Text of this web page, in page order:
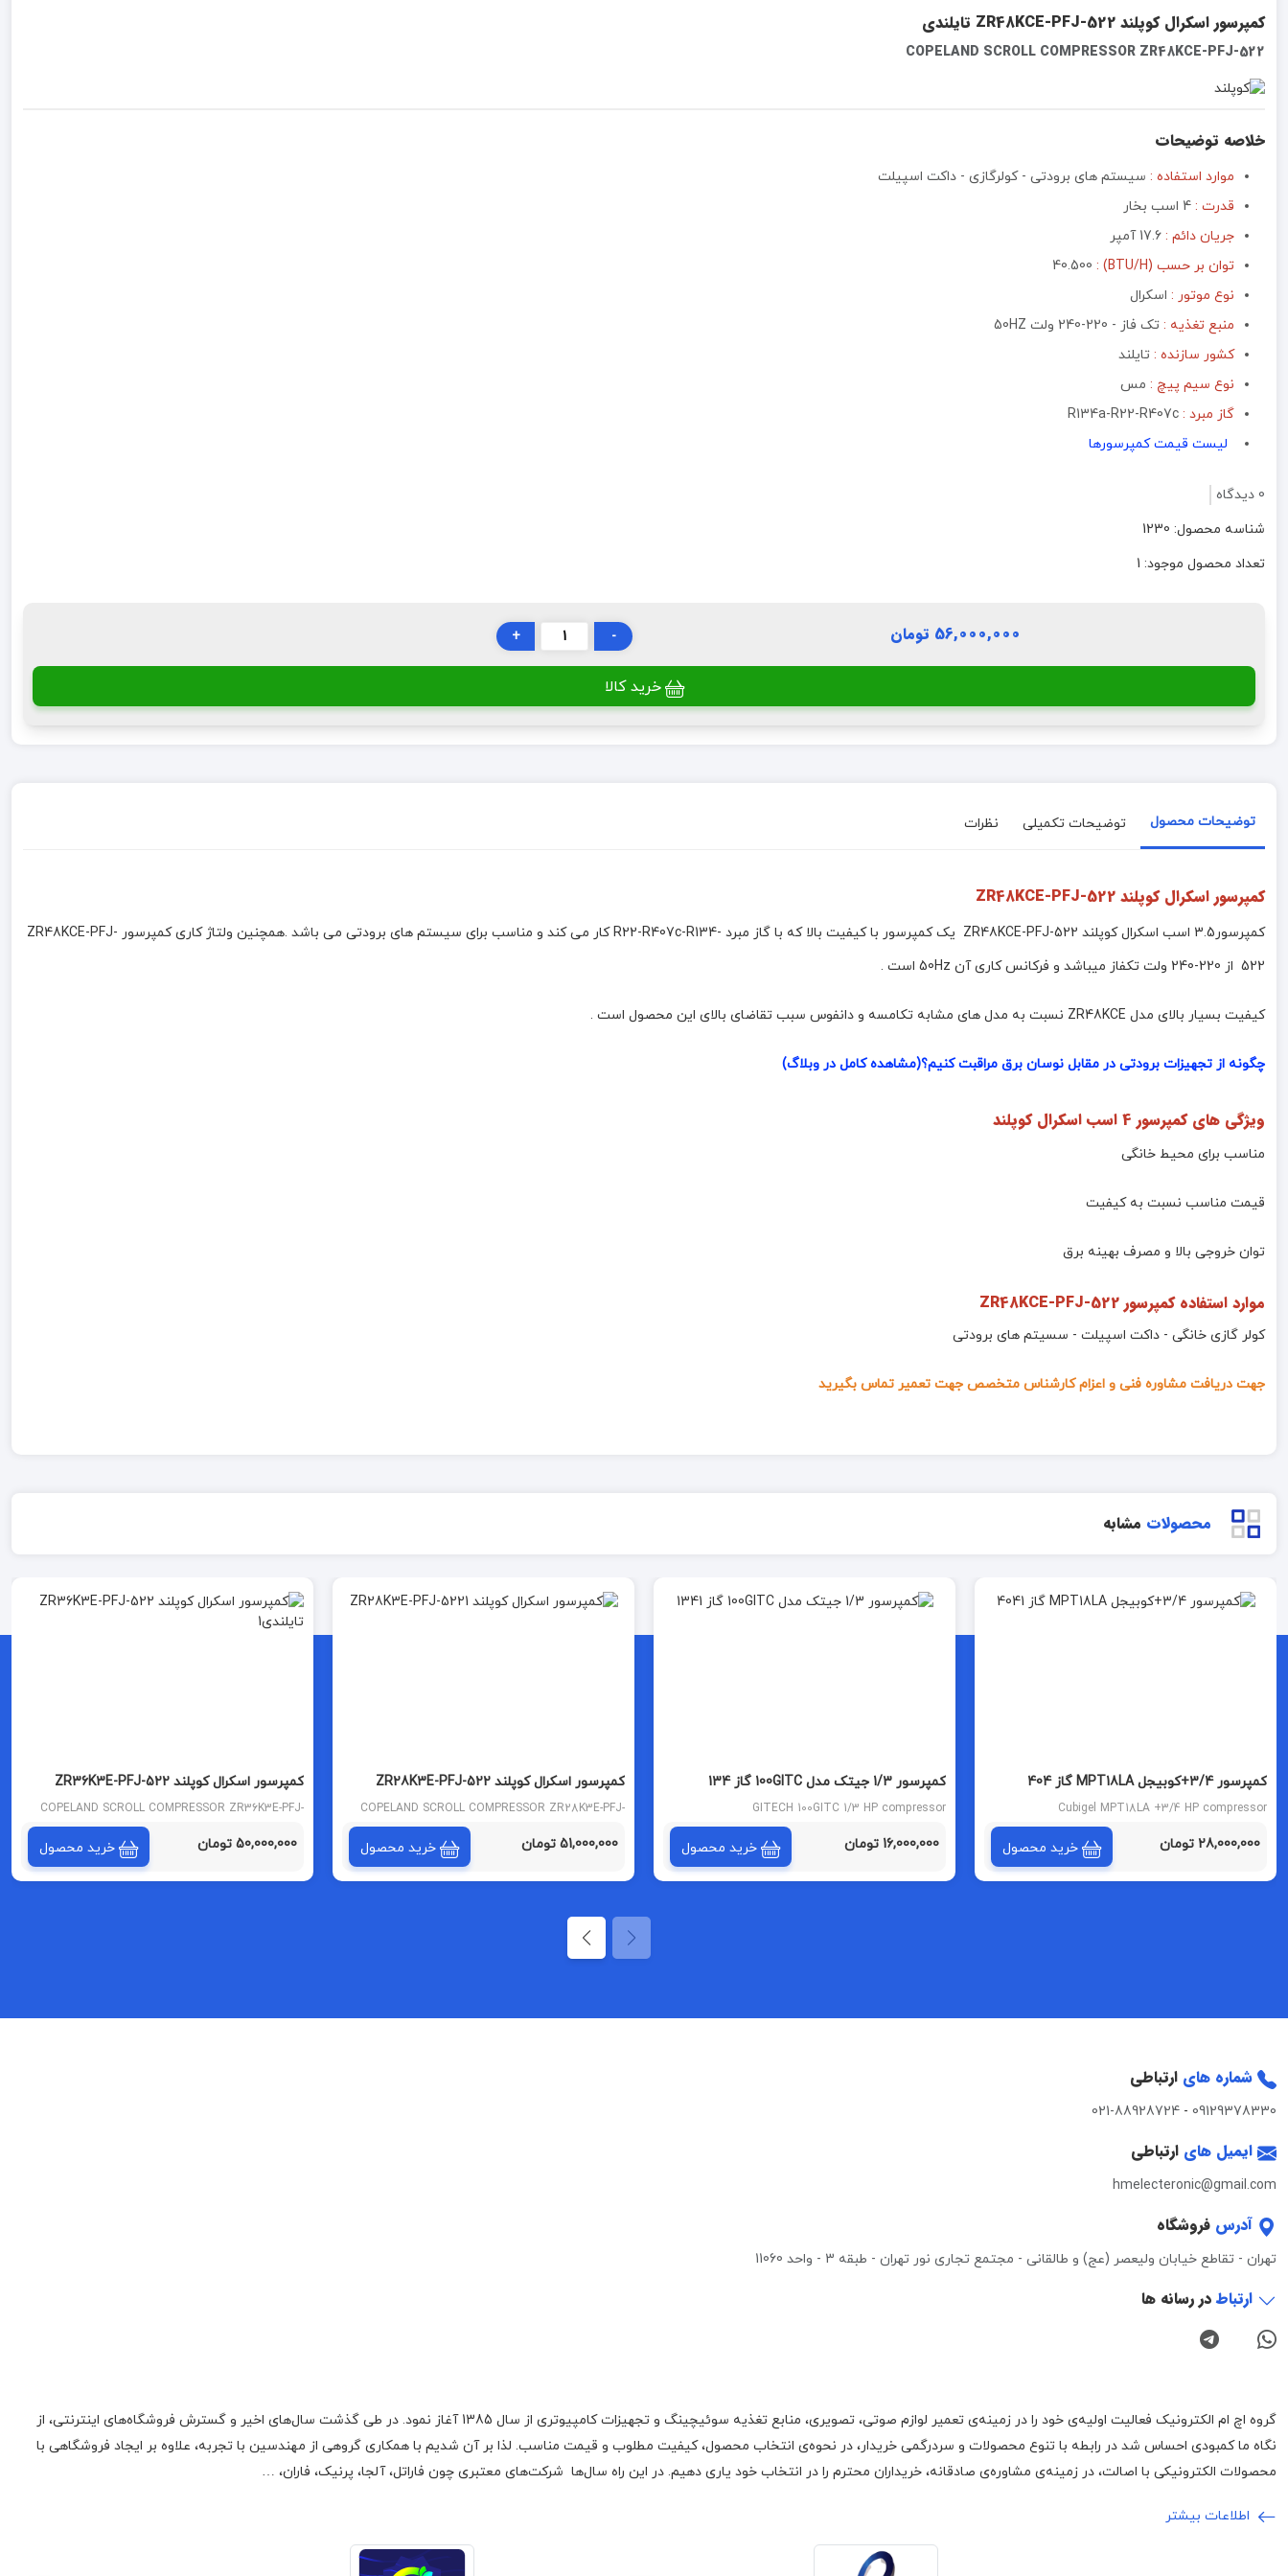
کمپرسور اسکرال کوپلند ZR48KCE-PFJ-522 تایلندی
COPELAND SCROLL COMPRESSOR ZR48KCE-PFJ-522
خلاصه توضیحات
موارد استفاده : سیستم های برودتی - کولرگازی - داکت اسپیلت
قدرت :
جریان دائم : 17.6 آمپر
توان بر حسب (BTU/H) :
نوع موتور :‌ اسکرال
منبع تغذیه :‌ تک فاز - 220-240 ولت 50HZ
کشور سازنده : تایلند
نوع سیم پیچ : مس
گاز مبرد : R134a-R22-R407c
لیست قیمت کمپرسورها
0 دیدگاه
شناسه محصول: 1230
تعداد محصول موجود: 1
56,000,000 تومان -
+
خرید کالا
توضیحات محصول توضیحات تکمیلی نظرات
کمپرسور اسکرال کوپلند ZR48KCE-PFJ-522
کمپرسور3.5 اسب اسکرال کوپلند ZR48KCE-PFJ-522 یک کمپرسور با کیفیت بالا که با گاز مبرد -R22-R407c-R134 کار می کند و مناسب برای سیستم های برودتی می باشد .همچنین ولتاژ کاری کمپرسور ZR48KCE-PFJ-
522 از 220-240 ولت تکفاز میباشد و فرکانس کاری آن 50Hz است .
کیفیت بسیار بالای مدل ZR48KCE نسبت به مدل های مشابه تکامسه و دانفوس سبب تقاضای بالای این محصول است .
چگونه از تجهیزات برودتی در مقابل نوسان برق مراقبت کنیم؟(مشاهده کامل در وبلاگ)
ویژگی های کمپرسور 4 اسب اسکرال کوپلند
مناسب برای محیط خانگی
قیمت مناسب نسبت به کیفیت
توان خروجی بالا و مصرف بهینه برق
موارد استفاده کمپرسور ZR48KCE-PFJ-522
کولر گازی خانگی - داکت اسپیلت - سسیتم های برودتی
جهت دریافت مشاوره فنی و اعزام کارشناس متخصص جهت تعمیر تماس بگیرید
محصولات مشابه
کمپرسور 3/4+کوبیجل MPT18LA گاز 404
Cubigel MPT18LA +3/4 HP compressor
28,000,000 تومان خرید محصول
کمپرسور 1/3 جیتک مدل 100GITC گاز 134
GITECH 100GITC 1/3 HP compressor
16,000,000 تومان خرید محصول
کمپرسور اسکرال کوپلند ZR28K3E-PFJ-522
COPELAND SCROLL COMPRESSOR ZR28K3E-PFJ-
51,000,000 تومان خرید محصول
کمپرسور اسکرال کوپلند ZR36K3E-PFJ-522
تایلندی
COPELAND SCROLL COMPRESSOR ZR36K3E-PFJ-
50,000,000 تومان خرید محصول
شماره های ارتباطی
09129378330
-
021-88928724
ایمیل های ارتباطی
hmelecteronic@gmail.com
آدرس فروشگاه
تهران - تقاطع خیابان ولیعصر (عج) و طالقانی - مجتمع تجاری نور تهران - طبقه 3 - واحد 11060
ارتباطدر رسانه ها
گروه اچ ام الکترونیک فعالیت اولیه‌ی خود را در زمینه‌‌ی تعمیر لوازم صوتی، تصویری، منابع تغذیه سوئیچینگ و تجهیزات کامپیوتری از سال 1385 آغاز نمود. در طی گذشت سال‌های اخیر و گسترش فروشگاه‌های اینترنتی، از
نگاه ما کمبودی احساس شد در رابطه با تنوع محصولات و سردرگمی خریدار، در نحوه‌ی انتخاب محصول، کیفیت مطلوب و قیمت مناسب. لذا بر آن شدیم با همکاری گروهی از مهندسین با تجربه، علاوه بر ایجاد فروشگاهی با
محصولات الکترونیکی با اصالت، در زمینه‌ی مشاوره‌ی صادقانه، خریداران محترم را در انتخاب خود یاری دهیم. در این راه سال‌ها شرکت‌های معتبری چون فاراتل، آلجا، پرنیک، فاران، …
اطلاعات بیشتر